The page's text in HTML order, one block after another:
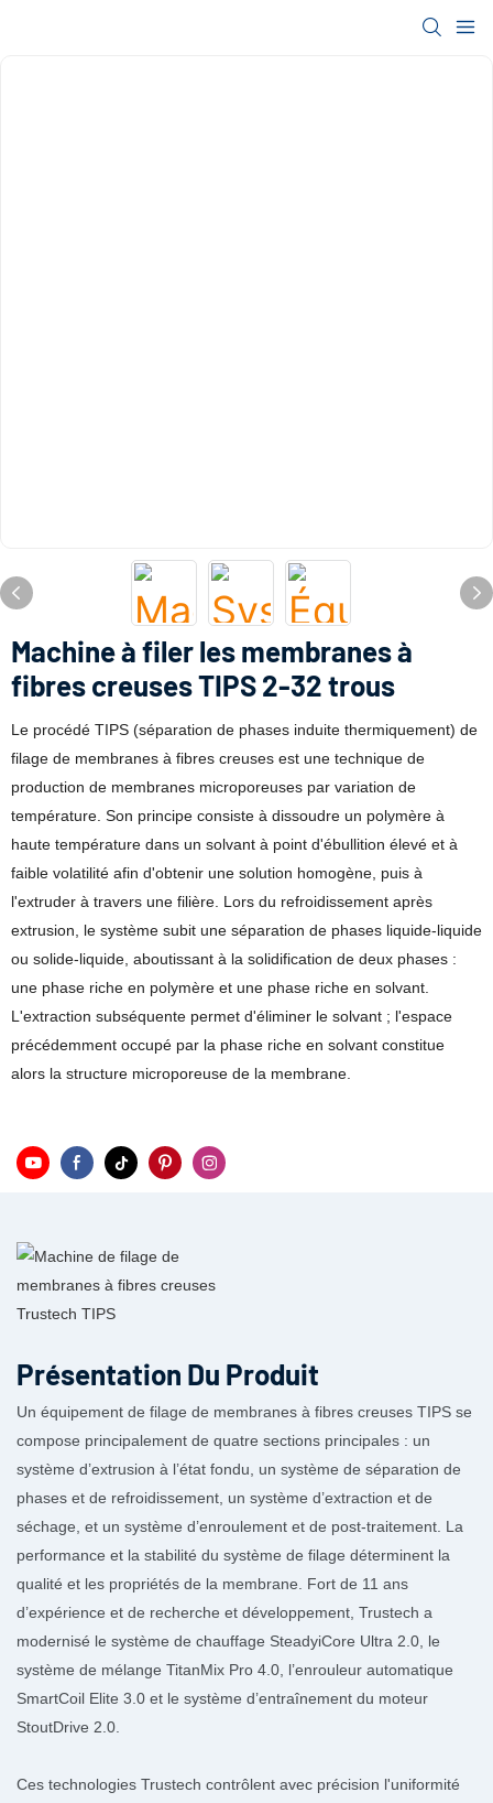
Machine à filer les membranes à
fibres creuses TIPS 2-32 trous
Le procédé TIPS (séparation de phases induite thermiquement) de
filage de membranes à fibres creuses est une technique de
production de membranes microporeuses par variation de
température. Son principe consiste à dissoudre un polymère à
haute température dans un solvant à point d'ébullition élevé et à
faible volatilité afin d'obtenir une solution homogène, puis à
l'extruder à travers une filière. Lors du refroidissement après
extrusion, le système subit une séparation de phases liquide-liquide
ou solide-liquide, aboutissant à la solidification de deux phases :
une phase riche en polymère et une phase riche en solvant.
L'extraction subséquente permet d'éliminer le solvant ; l'espace
précédemment occupé par la phase riche en solvant constitue
alors la structure microporeuse de la membrane.
Présentation Du Produit
Un équipement de filage de membranes à fibres creuses TIPS se
compose principalement de quatre sections principales : un
système d’extrusion à l’état fondu, un système de séparation de
phases et de refroidissement, un système d’extraction et de
séchage, et un système d’enroulement et de post-traitement. La
performance et la stabilité du système de filage déterminent la
qualité et les propriétés de la membrane. Fort de 11 ans
d’expérience et de recherche et développement, Trustech a
modernisé le système de chauffage SteadyiCore Ultra 2.0, le
système de mélange TitanMix Pro 4.0, l’enrouleur automatique
SmartCoil Elite 3.0 et le système d’entraînement du moteur
StoutDrive 2.0.
Ces technologies Trustech contrôlent avec précision l'uniformité